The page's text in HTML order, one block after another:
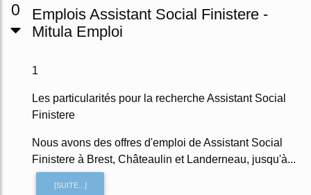
0
Emplois Assistant Social Finistere -
Mitula Emploi
1
Les particularités pour la recherche Assistant Social
Finistere
Nous avons des offres d'emploi de Assistant Social
Finistere à Brest, Châteaulin et Landerneau, jusqu'à...
[SUITE...]